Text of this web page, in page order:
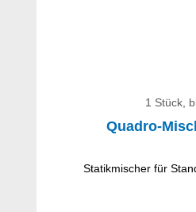
1 Stück,
Quadro-
Statikmischer für